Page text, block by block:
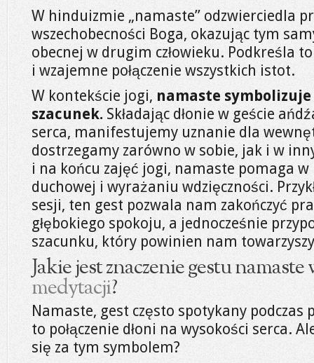
W hinduizmie „namaste” odzwierciedla
wszechobecności Boga, okazując tym
obecnej w drugim człowieku. Podkreśla
i wzajemne połączenie wszystkich istot.
W kontekście jogi, namaste
szacunek. Składając dłonie w geście
serca, manifestujemy uznanie dla
dostrzegamy zarówno w sobie, jak i w
i na końcu zajęć jogi, namaste pomaga
duchowej i wyrażaniu wdzięczności.
sesji, ten gest pozwala nam zakończyć
głębokiego spokoju, a jednocześnie
szacunku, który powinien nam
Jakie jest znaczenie gestu
medytacji?
Namaste, gest często spotykany
to połączenie dłoni na wysokości serca.
się za tym symbolem?